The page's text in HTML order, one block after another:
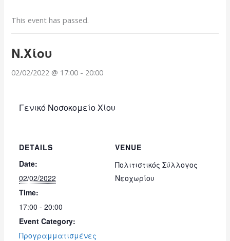
This event has passed.
Ν.Χίου
02/02/2022 @ 17:00 - 20:00
Γενικό Νοσοκομείο Χίου
DETAILS
Date:
02/02/2022
Time:
17:00 - 20:00
Event Category:
Προγραμματισμένες
VENUE
Πολιτιστικός Σύλλογος
Νεοχωρίου